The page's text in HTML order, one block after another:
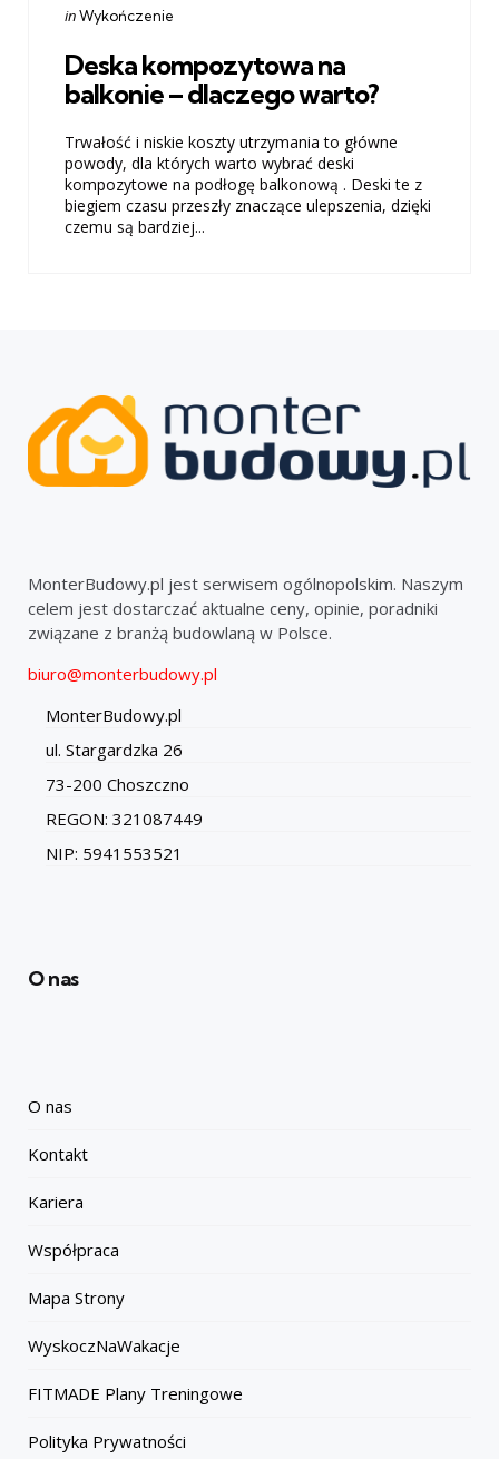
Categories
Posted
inWykończenie
Deska kompozytowa na
balkonie – dlaczego warto?
Trwałość i niskie koszty utrzymania to główne
powody, dla których warto wybrać deski
kompozytowe na podłogę balkonową . Deski te z
biegiem czasu przeszły znaczące ulepszenia, dzięki
czemu są bardziej...
MonterBudowy.pl jest serwisem ogólnopolskim. Naszym
celem jest dostarczać aktualne ceny, opinie, poradniki
związane z branżą budowlaną w Polsce.
biuro@monterbudowy.pl
MonterBudowy.pl
ul. Stargardzka 26
73-200 Choszczno
REGON: 321087449
NIP: 5941553521
O nas
O nas
Kontakt
Kariera
Współpraca
Mapa Strony
WyskoczNaWakacje
FITMADE Plany Treningowe
Polityka Prywatności